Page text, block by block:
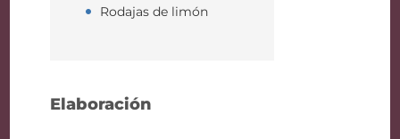
Rodajas de limón
Elaboración